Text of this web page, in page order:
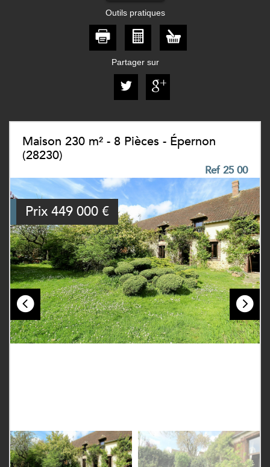
Outils pratiques
Partager sur
Maison 230 m² - 8 Pièces - Épernon
(28230)
Ref 25 00
Prix 449 000 €